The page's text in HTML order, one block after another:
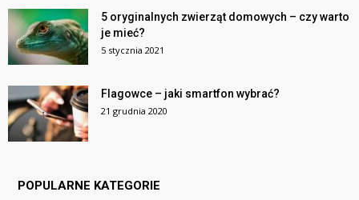
5 oryginalnych zwierząt domowych – czy warto
je mieć?
5 stycznia 2021
Flagowce – jaki smartfon wybrać?
21 grudnia 2020
POPULARNE KATEGORIE